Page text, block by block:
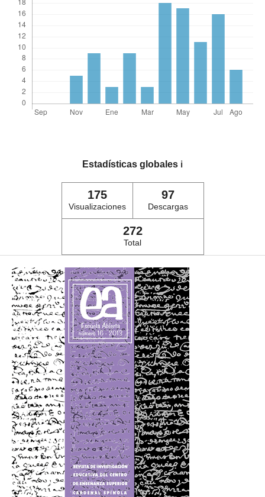
Estadísticas globales ℹ️
175
Visualizaciones
97
Descargas
272
Total